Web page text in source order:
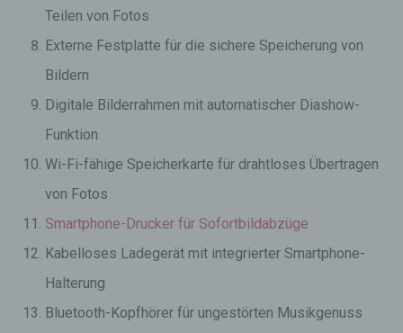
Teilen von Fotos
Externe Festplatte für die sichere Speicherung von
Bildern
Digitale Bilderrahmen mit automatischer Diashow-
Funktion
Wi-Fi-fähige Speicherkarte für drahtloses Übertragen
von Fotos
Smartphone-Drucker für Sofortbildabzüge
Kabelloses Ladegerät mit integrierter Smartphone-
Halterung
Bluetooth-Kopfhörer für ungestörten Musikgenuss